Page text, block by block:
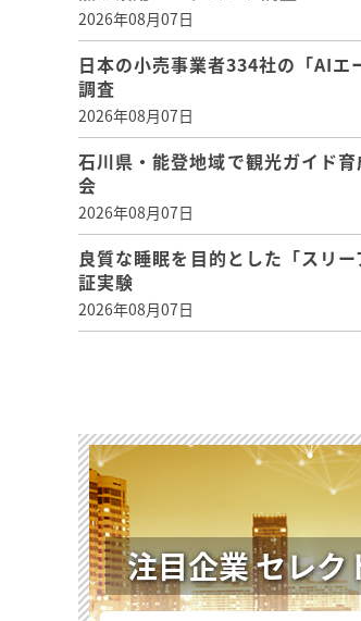
2026年08月07日
日本の小売事業者334社の「AI
調査
2026年08月07日
石川県・能登地域で観光ガイド
会
2026年08月07日
良質な睡眠を目的とした「スリ
証実験
2026年08月07日
注目企業 セレク